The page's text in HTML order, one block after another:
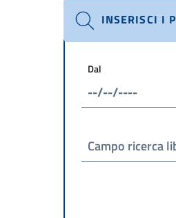
INSERISCI I
Dal
Campo ricerca